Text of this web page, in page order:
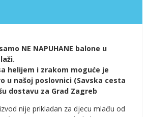
NE NAPUHANE balone u
helijem i zrakom moguće je
u našoj poslovnici (Savska cesta
dostavu za Grad Zagreb
nije prikladan za djecu mlađu od